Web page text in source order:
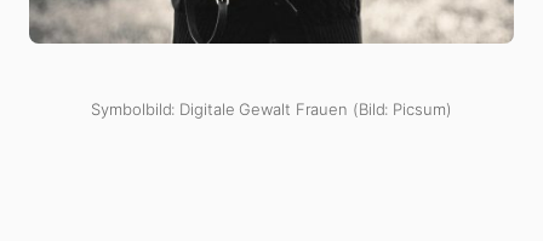
Symbolbild: Digitale Gewalt Frauen (Bild: Picsum)